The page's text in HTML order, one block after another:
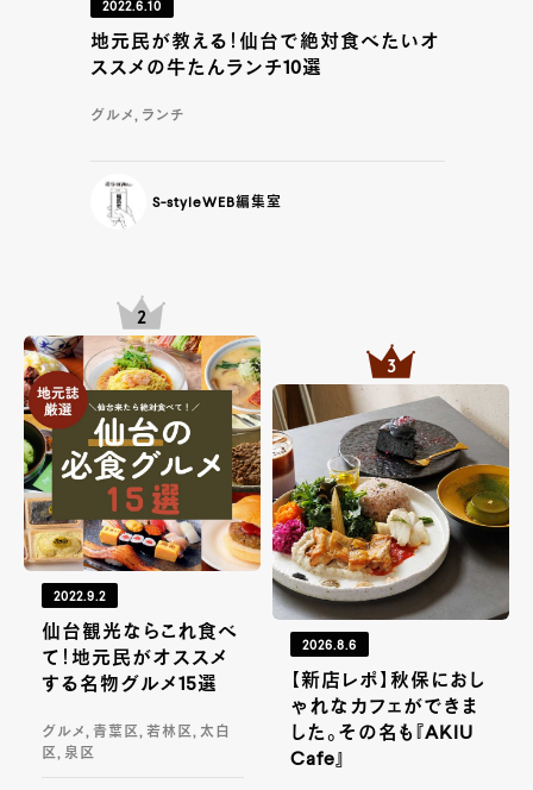
2022.6.10
地元民が教える！仙台で絶対食べたいオ
ススメの牛たんランチ10選
グルメ, ランチ
S-styleWEB編集室
2022.9.2
仙台観光ならこれ食べ
て！地元民がオススメ
する名物グルメ15選
グルメ, 青葉区, 若林区, 太白
区, 泉区
2026.8.6
【新店レポ】秋保におし
ゃれなカフェができま
した。その名も『AKIU
Cafe』